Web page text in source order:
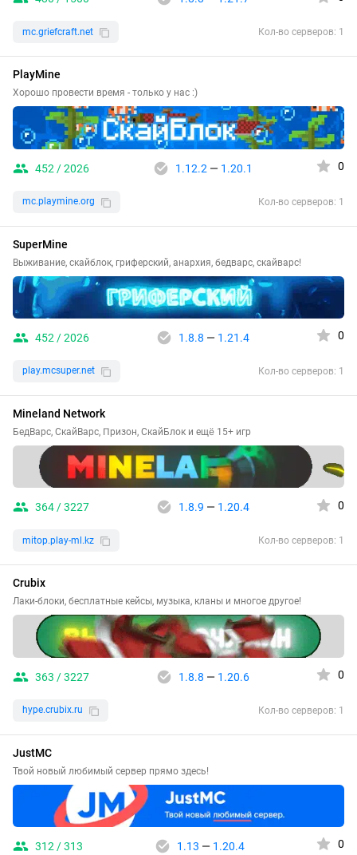
mc.griefcraft.net Кол-во серверов: 1
PlayMine
Хорошо провести время - только у нас :)
452 / 2026 1.12.2 — 1.20.1 0
mc.playmine.org Кол-во серверов: 1
SuperMine
Выживание, скайблок, гриферский, анархия, бедварс, скайварс!
452 / 2026 1.8.8 — 1.21.4 0
play.mcsuper.net Кол-во серверов: 1
Mineland Network
БедВарс, СкайВарс, Призон, СкайБлок и ещё 15+ игр
364 / 3227 1.8.9 — 1.20.4 0
mitop.play-ml.kz Кол-во серверов: 1
Crubix
Лаки-блоки, бесплатные кейсы, музыка, кланы и многое другое!
363 / 3227 1.8.8 — 1.20.6 0
hype.crubix.ru Кол-во серверов: 1
JustMC
Твой новый любимый сервер прямо здесь!
312 / 313 1.13 — 1.20.4 0